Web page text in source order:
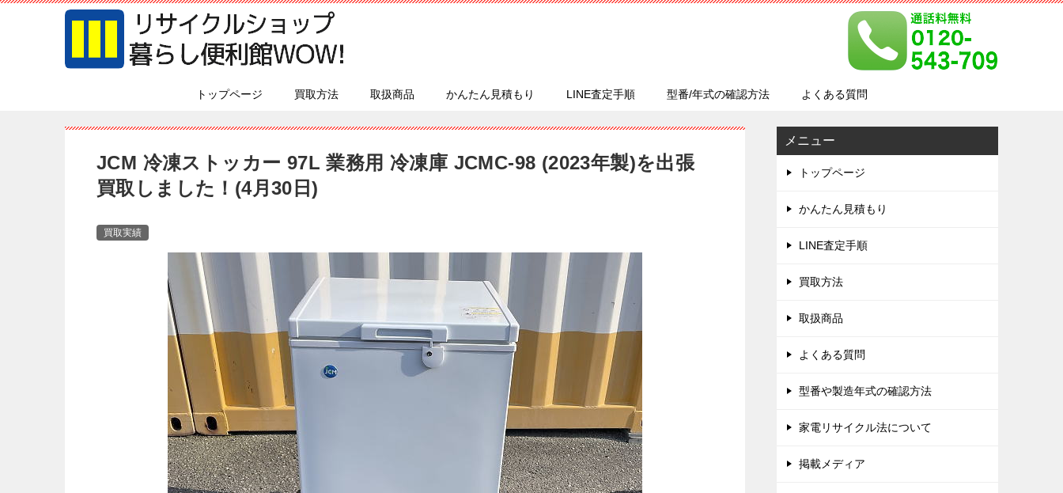
トップページ 買取方法 取扱商品 かんたん見積もり LINE査定手順 型番/年式の確認方法 よくある質問
JCM 冷凍ストッカー 97L 業務用 冷凍庫 JCMC-98 (2023年製)を出張
買取しました！(4月30日)
買取実績
メニュー
トップページ
かんたん見積もり
LINE査定手順
買取方法
取扱商品
よくある質問
型番や製造年式の確認方法
家電リサイクル法について
掲載メディア